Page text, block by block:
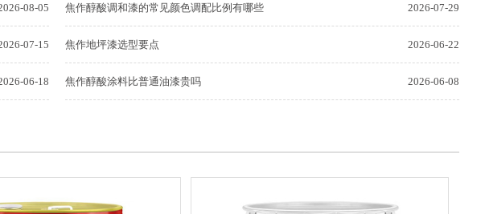
08-05 2026-07-29
焦作醇酸调和漆的常见颜色调配比例有哪些
07-15 2026-06-22
焦作地坪漆选型要点
06-18 2026-06-08
焦作醇酸涂料比普通油漆贵吗